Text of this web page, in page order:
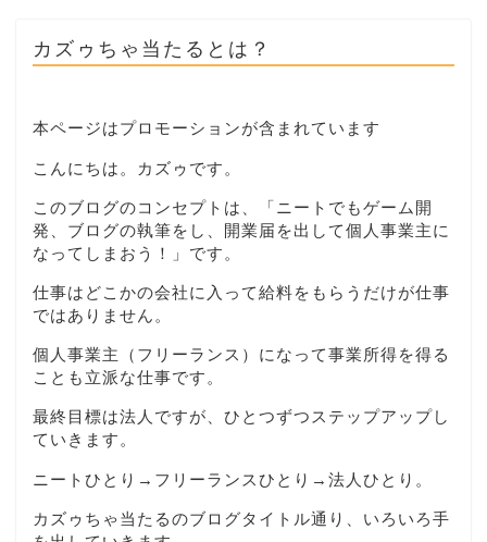
カズゥちゃ当たるとは？
本ページはプロモーションが含まれています
こんにちは。カズゥです。
このブログのコンセプトは、「ニートでもゲーム開
発、ブログの執筆をし、開業届を出して個人事業主に
なってしまおう！」です。
仕事はどこかの会社に入って給料をもらうだけが仕事
ではありません。
個人事業主（フリーランス）になって事業所得を得る
ことも立派な仕事です。
最終目標は法人ですが、ひとつずつステップアップし
ていきます。
ニートひとり→フリーランスひとり→法人ひとり。
カズゥちゃ当たるのブログタイトル通り、いろいろ手